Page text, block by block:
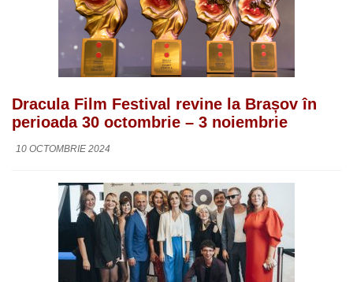
Dracula Film Festival revine la Brașov în
perioada 30 octombrie – 3 noiembrie
10 OCTOMBRIE 2024